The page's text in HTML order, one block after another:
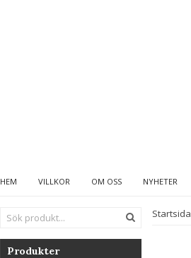
HEM VILLKOR OM OSS NYHETER
Produkter
Startsida